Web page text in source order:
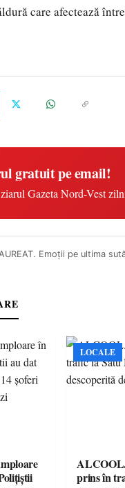
care afectează
gratuit pe email!
Gazeta Nord-Vest
Emoții pe ultima
LOCALE
prins în